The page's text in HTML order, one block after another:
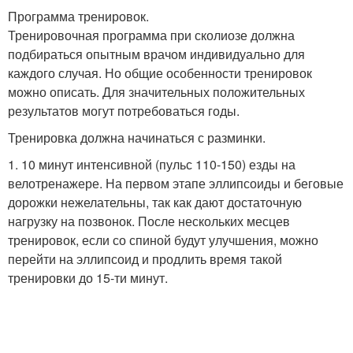
Программа тренировок.
Тренировочная программа при сколиозе должна
подбираться опытным врачом индивидуально для
каждого случая. Но общие особенности тренировок
можно описать. Для значительных положительных
результатов могут потребоваться годы.
Тренировка должна начинаться с разминки.
1. 10 минут интенсивной (пульс 110-150) езды на
велотренажере. На первом этапе эллипсоиды и беговые
дорожки нежелательны, так как дают достаточную
нагрузку на позвонок. После нескольких месцев
тренировок, если со спиной будут улучшения, можно
перейти на эллипсоид и продлить время такой
тренировки до 15-ти минут.